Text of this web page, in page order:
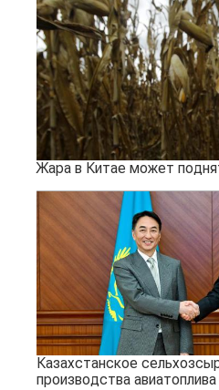
Жара в Китае может
Казахстанское
производства авиатоплива